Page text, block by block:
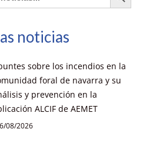
noticias
sobre los incendios en la
foral de navarra y su
y prevención en la
ALCIF de AEMET
08/2026